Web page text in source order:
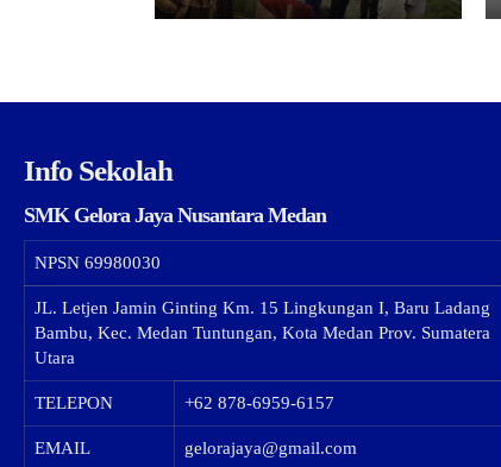
Info Sekolah
SMK Gelora Jaya Nusantara Medan
NPSN 69980030
JL. Letjen Jamin Ginting Km. 15 Lingkungan I, Baru Ladang
Bambu, Kec. Medan Tuntungan, Kota Medan Prov. Sumatera
Utara
TELEPON +62 878-6959-6157
EMAIL gelorajaya@gmail.com